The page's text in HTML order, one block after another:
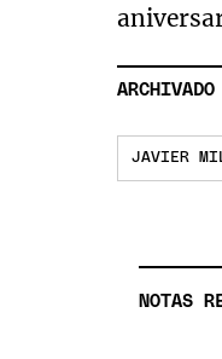
ARCHIVADO
JAVIER
NOTAS